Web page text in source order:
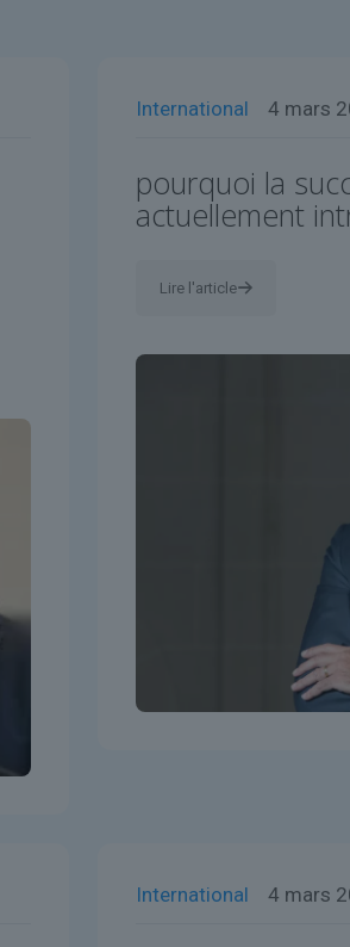
International 4 mars
pourquoi la
actuellement
Lire l'article
International 4 mars